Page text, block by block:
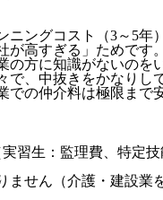
ニングコスト（3～5年
が高すぎる」 ためです。
方に知識がないの
、中抜きをかなり
の仲介料は極限まで
習生：監理費、特定
せん（介護・建設